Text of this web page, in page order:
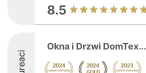
8.5
Okna i Drzwi DomTex...